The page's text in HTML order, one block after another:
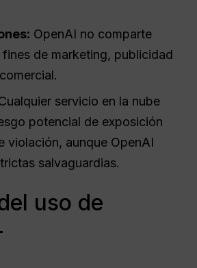
OpenAI no comparte
de marketing, publicidad
servicio en la nube
potencial de exposición
violación, aunque OpenAI
salvaguardias.
uso de